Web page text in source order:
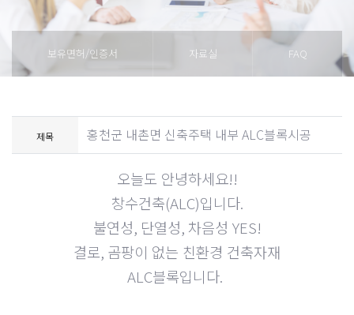
보유면허/인증서 자료실 FAQ
제목 홍천군 내촌면 신축주택 내부 ALC블록시공
오늘도 안녕하세요!!
창수건축(ALC)입니다.
불연성, 단열성, 차음성 YES!
결로, 곰팡이 없는 친환경 건축자재
ALC블록입니다.